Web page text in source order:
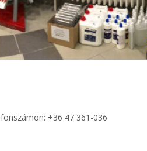
+36 47 361-036